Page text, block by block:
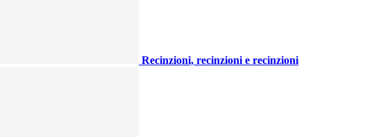
Recinzioni, recinzioni e recinzioni